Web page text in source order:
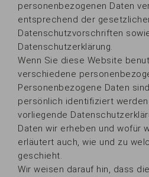
personenbezogenen Daten
entsprechend der
Datenschutzvorschriften
Datenschutzerklärung.
Wenn Sie diese Website
verschiedene
Personenbezogene Daten
persönlich identifiziert werden
vorliegende
Daten wir erheben und wofür
erläutert auch, wie und zu
geschieht.
Wir weisen darauf hin, dass